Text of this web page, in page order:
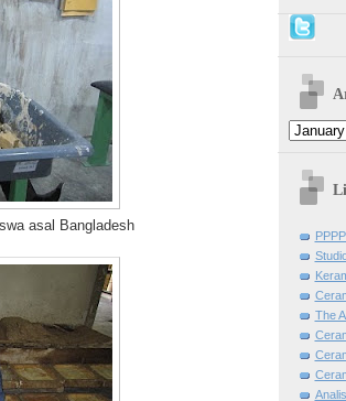
asal Bangladesh
The